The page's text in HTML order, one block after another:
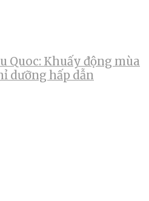
Quoc: Khuấy động mùa
dưỡng hấp dẫn